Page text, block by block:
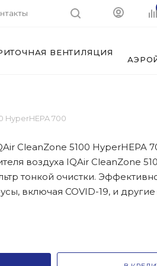
ВЕНТИЛЯЦИЯ
HyperHEPA 700
CleanZone 5100 HyperHEPA
воздуха IQAir CleanZone
тонкой очистки.
включая COVID-19, и